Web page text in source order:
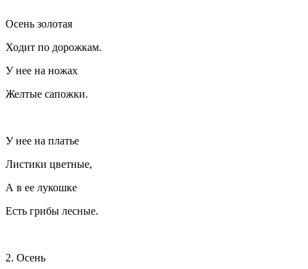
Осень золотая
Ходит по дорожкам.
У нее на ножах
Желтые сапожки.
У нее на платье
Листики цветные,
А в ее лукошке
Есть грибы лесные.
2. Осень